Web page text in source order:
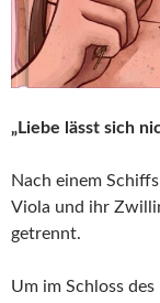
„Liebe lässt sich
Nach einem
Viola und ihr
getrennt.
Um im Schloss